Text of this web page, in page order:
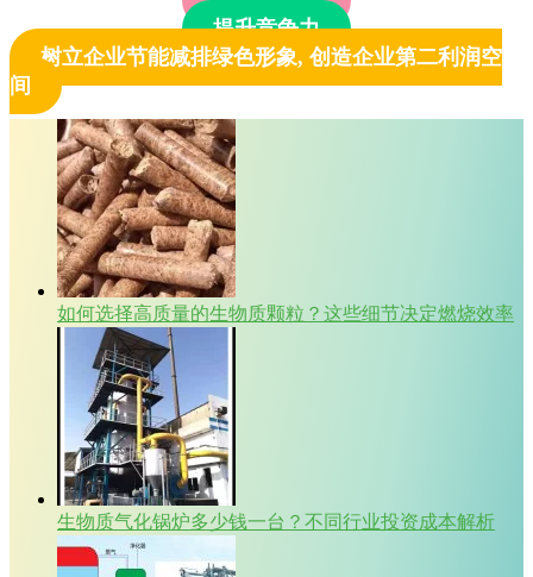
提升竞争力
树立企业节能减排绿色形象, 创造企业第二利润空
间
如何选择高质量的生物质颗粒？这些细节决定燃烧效率
生物质气化锅炉多少钱一台？不同行业投资成本解析